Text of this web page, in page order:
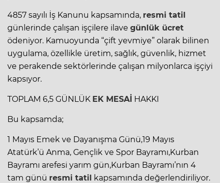
4857 sayılı İş Kanunu kapsamında, resmi tatil
günlerinde çalışan işçilere ilave günlük ücret
ödeniyor. Kamuoyunda “çift yevmiye” olarak bilinen
uygulama, özellikle üretim, sağlık, güvenlik, hizmet
ve perakende sektörlerinde çalışan milyonlarca işçiyi
kapsıyor.
TOPLAM 6,5 GÜNLÜK EK MESAİ HAKKI
Bu kapsamda;
1 Mayıs Emek ve Dayanışma Günü,19 Mayıs
Atatürk’ü Anma, Gençlik ve Spor Bayramı,Kurban
Bayramı arefesi yarım gün,Kurban Bayramı’nın 4
tam günü resmi tatil kapsamında değerlendiriliyor.